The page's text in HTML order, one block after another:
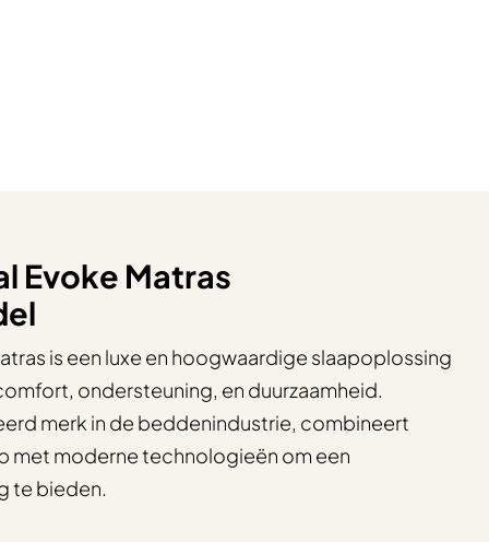
Evoke Matras
is een luxe en hoogwaardige slaapoplossing
ondersteuning, en duurzaamheid.
merk in de beddenindustrie, combineert
met moderne technologieën om een
te bieden.